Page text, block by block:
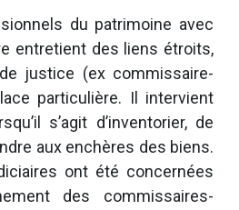
du patrimoine avec
entretient des liens étroits,
justice (ex commissaire-
particulière. Il intervient
s’agit d’inventorier, de
aux enchères des biens.
ont été concernées
des commissaires-